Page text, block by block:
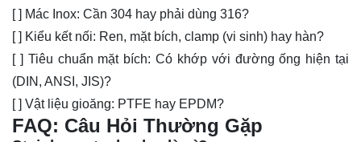
[ ] Mác Inox: Cần 304 hay phải dùng 316?
[ ] Kiểu kết nối: Ren, mặt bích, clamp (vi sinh) hay hàn?
[ ] Tiêu chuẩn mặt bích: Có khớp với đường ống hiện tại
(DIN, ANSI, JIS)?
[ ] Vật liệu gioăng: PTFE hay EPDM?
FAQ: Câu Hỏi Thường Gặp